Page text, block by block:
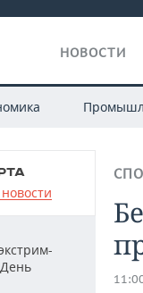
НОВОСТИ